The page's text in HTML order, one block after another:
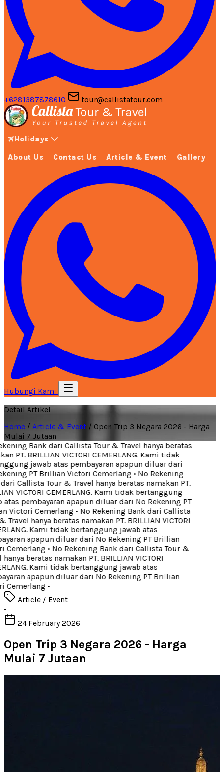
+6281387878610 tour@callistatour.com
Holidays
About Us Contact Us Article & Event Gallery
Hubungi Kami
Detail Artikel
Home / Article & Event / Open Trip 3 Negara 2026 - Harga
Mulai 7 Jutaan
Bank dari Callista Tour & Travel hanya beratas
PT. BRILLIAN VICTORI CEMERLANG. Kami tidak
jawab atas pembayaran apapun diluar dari
PT Brillian Victori Cemerlang• No Rekening
Callista Tour & Travel hanya beratas namakan PT.
VICTORI CEMERLANG. Kami tidak bertanggung
pembayaran apapun diluar dari No Rekening PT
Victori Cemerlang• No Rekening Bank dari Callista
hanya beratas namakan PT. BRILLIAN VICTORI
Kami tidak bertanggung jawab atas
apapun diluar dari No Rekening PT Brillian
Cemerlang• No Rekening Bank dari Callista Tour &
beratas namakan PT. BRILLIAN VICTORI
Kami tidak bertanggung jawab atas
apapun diluar dari No Rekening PT Brillian
Cemerlang•
Article / Event
•
24 February 2026
Open Trip 3 Negara 2026 - Harga
Mulai 7 Jutaan